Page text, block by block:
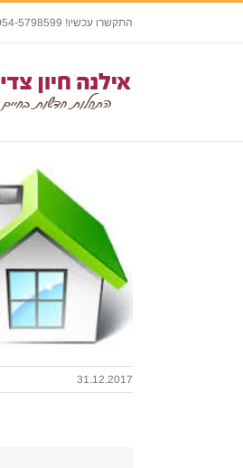
התקשרו עכשיו! 054-5798599
31.12.2017